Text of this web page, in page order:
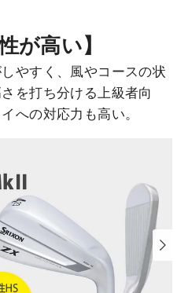
が高い】
やすく、風やコースの状
を打ち分ける上級者向
への対応力も高い。